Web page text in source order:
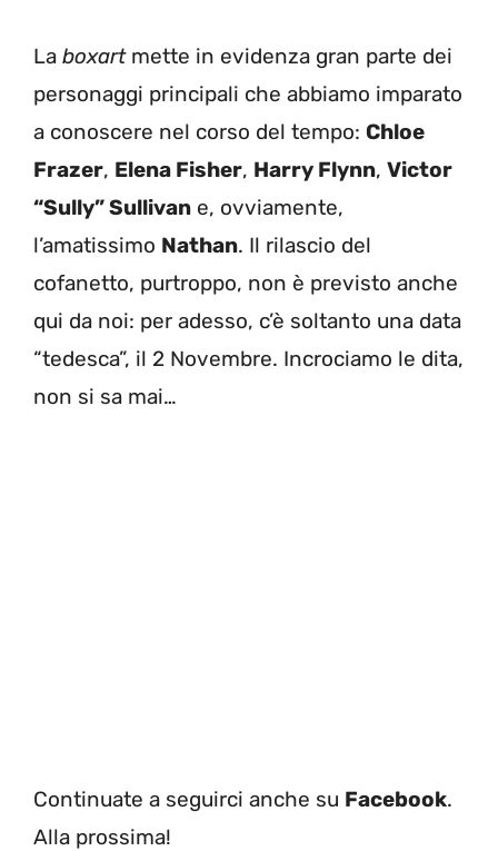
La boxartmette in evidenza gran parte dei
personaggi principali che abbiamo imparato
a conoscere nel corso del tempo: Chloe
Frazer, Elena Fisher, Harry Flynn, Victor
“Sully” Sullivan e, ovviamente,
l’amatissimo Nathan. Il rilascio del
cofanetto, purtroppo, non è previsto anche
qui da noi: per adesso, c’è soltanto una data
“tedesca”, il 2 Novembre. Incrociamo le dita,
non si sa mai…
Continuate a seguirci anche su Facebook.
Alla prossima!